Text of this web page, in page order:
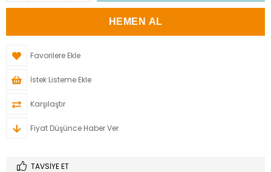
Favorilere Ekle
İstek Listeme Ekle
Karşılaştır
Fiyat Düşünce Haber Ver
TAVSIYE ET